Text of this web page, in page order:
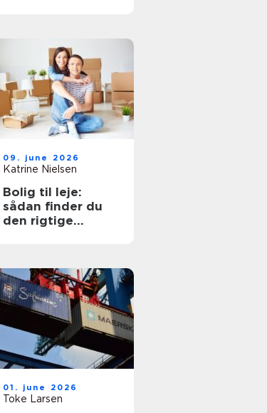
09. june 2026
Katrine Nielsen
Bolig til leje:
sådan finder du
den rigtige
01. june 2026
Toke Larsen